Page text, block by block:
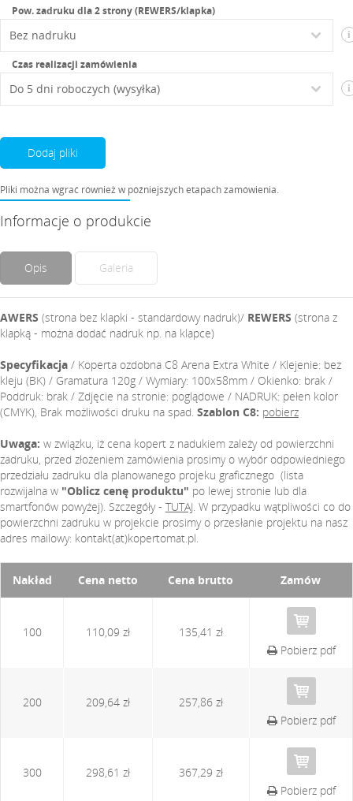
Pow. zadruku dla 2 strony (REWERS/klapka)
i
Czas realizacji zamówienia
i
Dodaj pliki
Pliki można wgrać również w późniejszych etapach zamówienia.
Informacje o produkcie
Opis Galeria
AWERS (strona bez klapki - standardowy nadruk)/ REWERS (strona z
klapką - można dodać nadruk np. na klapce)
Specyfikacja / Koperta ozdobna C8 Arena Extra White / Klejenie: bez
kleju (BK) / Gramatura 120g / Wymiary: 100x58mm / Okienko: brak /
Poddruk: brak / Zdjęcie na stronie: poglądowe / NADRUK: pełen kolor
(CMYK), Brak możliwości druku na spad. Szablon C8: pobierz
Uwaga: w związku, iż cena kopert z nadukiem zależy od powierzchni
zadruku, przed złożeniem zamówienia prosimy o wybór odpowiedniego
przedziału zadruku dla planowanego projeku graficznego (lista
rozwijalna w "Oblicz cenę produktu" po lewej stronie lub dla
smartfonów powyżej). Szczegóły - TUTAJ. W przypadku wątpliwości co do
powierzchni zadruku w projekcie prosimy o przesłanie projektu na nasz
adres mailowy: kontakt(at)kopertomat.pl.
Nakład Cena netto Cena brutto Zamów
100 110,09 zł
135,41 zł
Pobierz pdf
200 209,64 zł
257,86 zł
Pobierz pdf
300 298,61 zł
367,29 zł
Pobierz pdf